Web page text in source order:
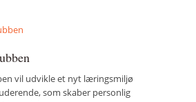
vil udvikle et nyt læringsmiljø
som skaber personlig